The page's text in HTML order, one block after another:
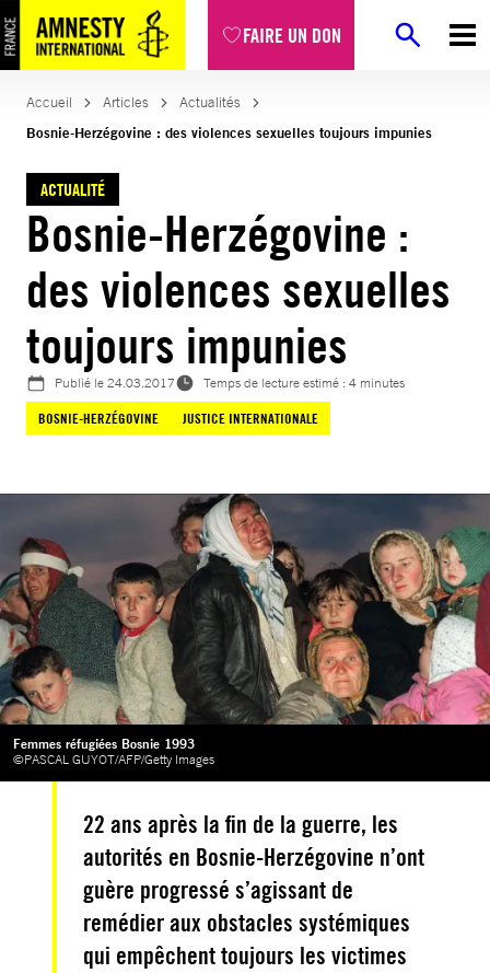
FAIRE UN DON
Aller
au
contenu
Accueil Articles
Actualités
Bosnie-Herzégovine : des violences sexuelles toujours impunies
ACTUALITÉ
Bosnie-Herzégovine :
des violences sexuelles
toujours impunies
Publié le24.03.2017
Temps de lecture estimé : 4 minutes
BOSNIE-HERZÉGOVINE
JUSTICE INTERNATIONALE
Femmes réfugiées Bosnie 1993
©PASCAL GUYOT/AFP/Getty Images
22 ans après la fin de la guerre, les
autorités en Bosnie-Herzégovine n’ont
guère progressé s’agissant de
remédier aux obstacles systémiques
qui empêchent toujours les victimes